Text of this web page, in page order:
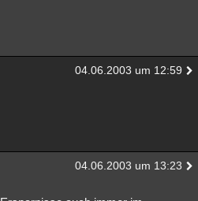
04.06.2003 um 12:59
04.06.2003 um 13:23